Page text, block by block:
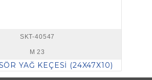
SKT-40547
M 23
YAĞ KEÇESİ (24X47X10)